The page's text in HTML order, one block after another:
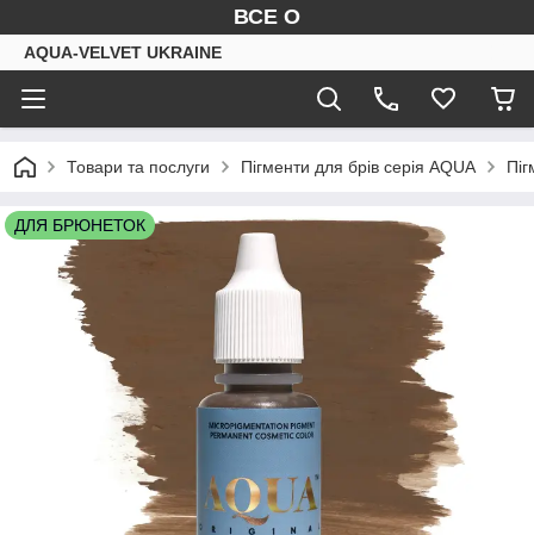
ВСЕ О
AQUA-VELVET UKRAINE
Товари та послуги Пігменти для брів серія AQUA
ДЛЯ БРЮНЕТОК